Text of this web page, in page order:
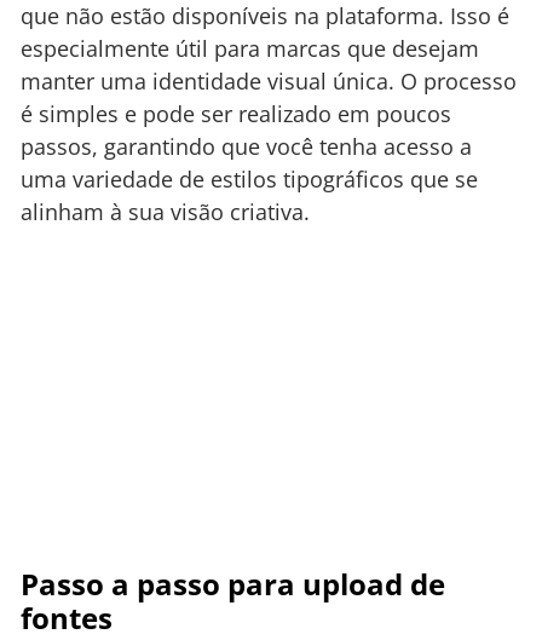
que não estão disponíveis na plataforma. Isso é
especialmente útil para marcas que desejam
manter uma identidade visual única. O processo
é simples e pode ser realizado em poucos
passos, garantindo que você tenha acesso a
uma variedade de estilos tipográficos que se
alinham à sua visão criativa.
Passo a passo para upload de
fontes